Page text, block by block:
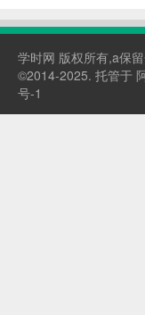
学时网 版权所有,a保
©2014-2025. 托管于
号-1